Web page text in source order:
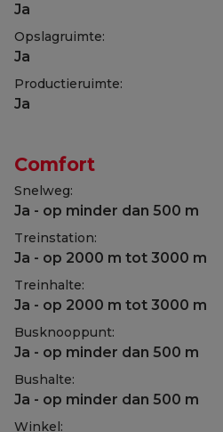
Ja
Opslagruimte:
Ja
Productieruimte:
Ja
Comfort
Snelweg:
Ja - op minder dan 500 m
Treinstation:
Ja - op 2000 m tot 3000 m
Treinhalte:
Ja - op 2000 m tot 3000 m
Busknooppunt:
Ja - op minder dan 500 m
Bushalte:
Ja - op minder dan 500 m
Winkel: